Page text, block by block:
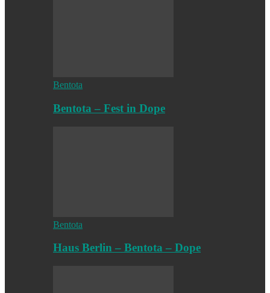
Bentota
Bentota – Fest in Dope
Bentota
Haus Berlin – Bentota – Dope